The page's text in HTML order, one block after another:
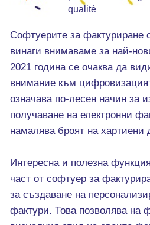
qualité
Софтуерите за фактуриране
винаги внимаваме за най-
2021 година се очаква да
внимание към
означава по-лесен начин за
получаване на електронни
намалява броят на хартиени
Интересна и полезна
част от софтуер за
за създаване на
фактури. Това позволява на